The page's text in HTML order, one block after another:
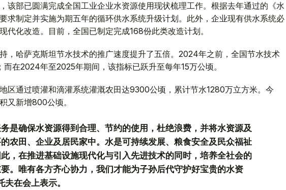
该部已圆满完成全国工业企业水资源使用现状梳理工作。根据去年通过的《水
求制定并实施为期五年的循环供水系统升级计划。此外，企业现有供水系统必
代化改造。目前，全国已制定完成168份此类改造计划。
，哈萨克斯坦节水技术的推广速度提升了五倍。2024年之前，全国节水技术
在2024年至2025年期间，该指标已跃升至每年15万公顷。
区通过喷灌和滴灌系统灌溉农田达9300公顷，累计节水1280万立方米。今
又新增800公顷。
是确保水资源得到合理、节约的使用，杜绝浪费，并将水资源及
农田、企业及居民家中。水是可持续发展、粮食安全及民众福祉
，在推进基础设施现代化与引入先进技术的同时，培养全社会的
。唯有各方齐心协力，我们才能为子孙后代守护好宝贵的水资
在会上表示。